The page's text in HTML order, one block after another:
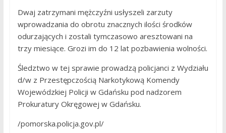
Dwaj zatrzymani mężczyźni usłyszeli zarzuty
wprowadzania do obrotu znacznych ilości środków
odurzających i zostali tymczasowo aresztowani na
trzy miesiące. Grozi im do 12 lat pozbawienia wolności.
Śledztwo w tej sprawie prowadzą policjanci z Wydziału
d/w z Przestępczością Narkotykową Komendy
Wojewódzkiej Policji w Gdańsku pod nadzorem
Prokuratury Okręgowej w Gdańsku.
/pomorska.policja.gov.pl/